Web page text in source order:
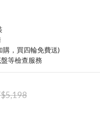
，買四輪免費送)
等檢查服務